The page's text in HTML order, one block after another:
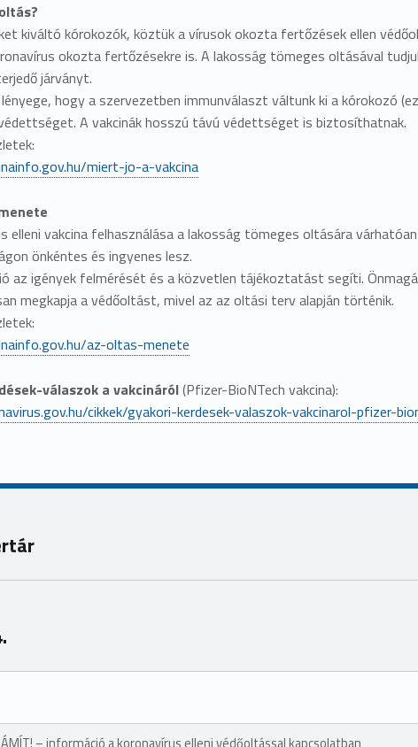
kiváltó kórokozók, köztük a vírusok okozta fertőzések ellen
okozta fertőzésekre is. A lakosság tömeges oltásával
járványt.
hogy a szervezetben immunválaszt váltunk ki a kórokozó
A vakcinák hosszú távú védettséget is biztosíthatnak.
miert-jo-a-vakcina
elleni vakcina felhasználása a lakosság tömeges oltására
önkéntes és ingyenes lesz.
az igények felmérését és a közvetlen tájékoztatást segíti.
megkapja a védőoltást, mivel az az oltási terv alapján történik.
az-oltas-menete
válaszok a vakcináról(Pfizer-BioNTech vakcina):
cikkek/gyakori-kerdesek-valaszok-vakcinarol-pfizer-